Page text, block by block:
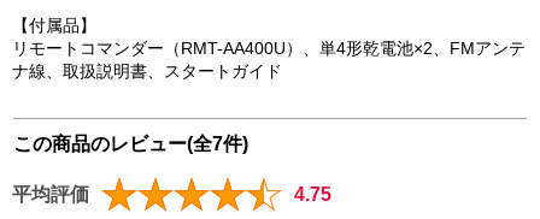
【付属品】
リモートコマンダー（RMT-AA400U）、単4形乾電池×2、FMアンテ
ナ線、取扱説明書、スタートガイド
この商品のレビュー(全7件)
平均評価 4.75